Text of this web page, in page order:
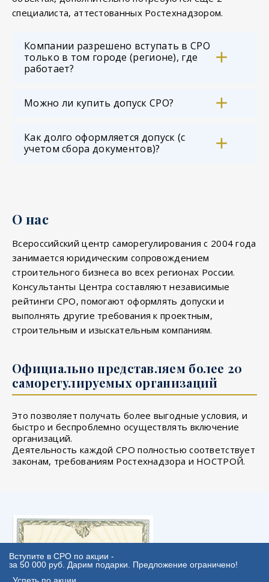
Вступите в СРО по акции -
за 50 000 руб. Дарим подарки. Предложение ограничено!
специалиста, аттестованных Ростехнадзором.
Компании разрешено вступать в СРО
только в том городе (регионе), где
работает?
Можно ли купить допуск СРО?
Как долго оформляется допуск (с
учетом сбора документов)?
О нас
Всероссийский центр саморегулирования с 2004 года
занимается юридическим сопровождением
строительного бизнеса во всех регионах России.
Консультанты Центра составляют независимые
рейтинги СРО, помогают оформлять допуски и
выполнять другие требования к проектным,
строительным и изыскательным компаниям.
Официально представляем более 20
саморегулируемых организаций
Это позволяет получать более выгодные условия, и
быстро и беспроблемно осуществлять включение
организаций.
Деятельность каждой СРО полностью соответствует
законам, требованиям Ростехнадзора и НОСТРОЙ.